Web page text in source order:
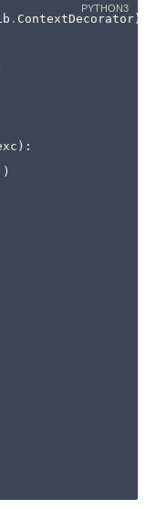
. ContextDecorator ):
):
)